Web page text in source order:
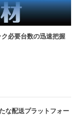
必要台数の迅速把握
な配送プラットフォー